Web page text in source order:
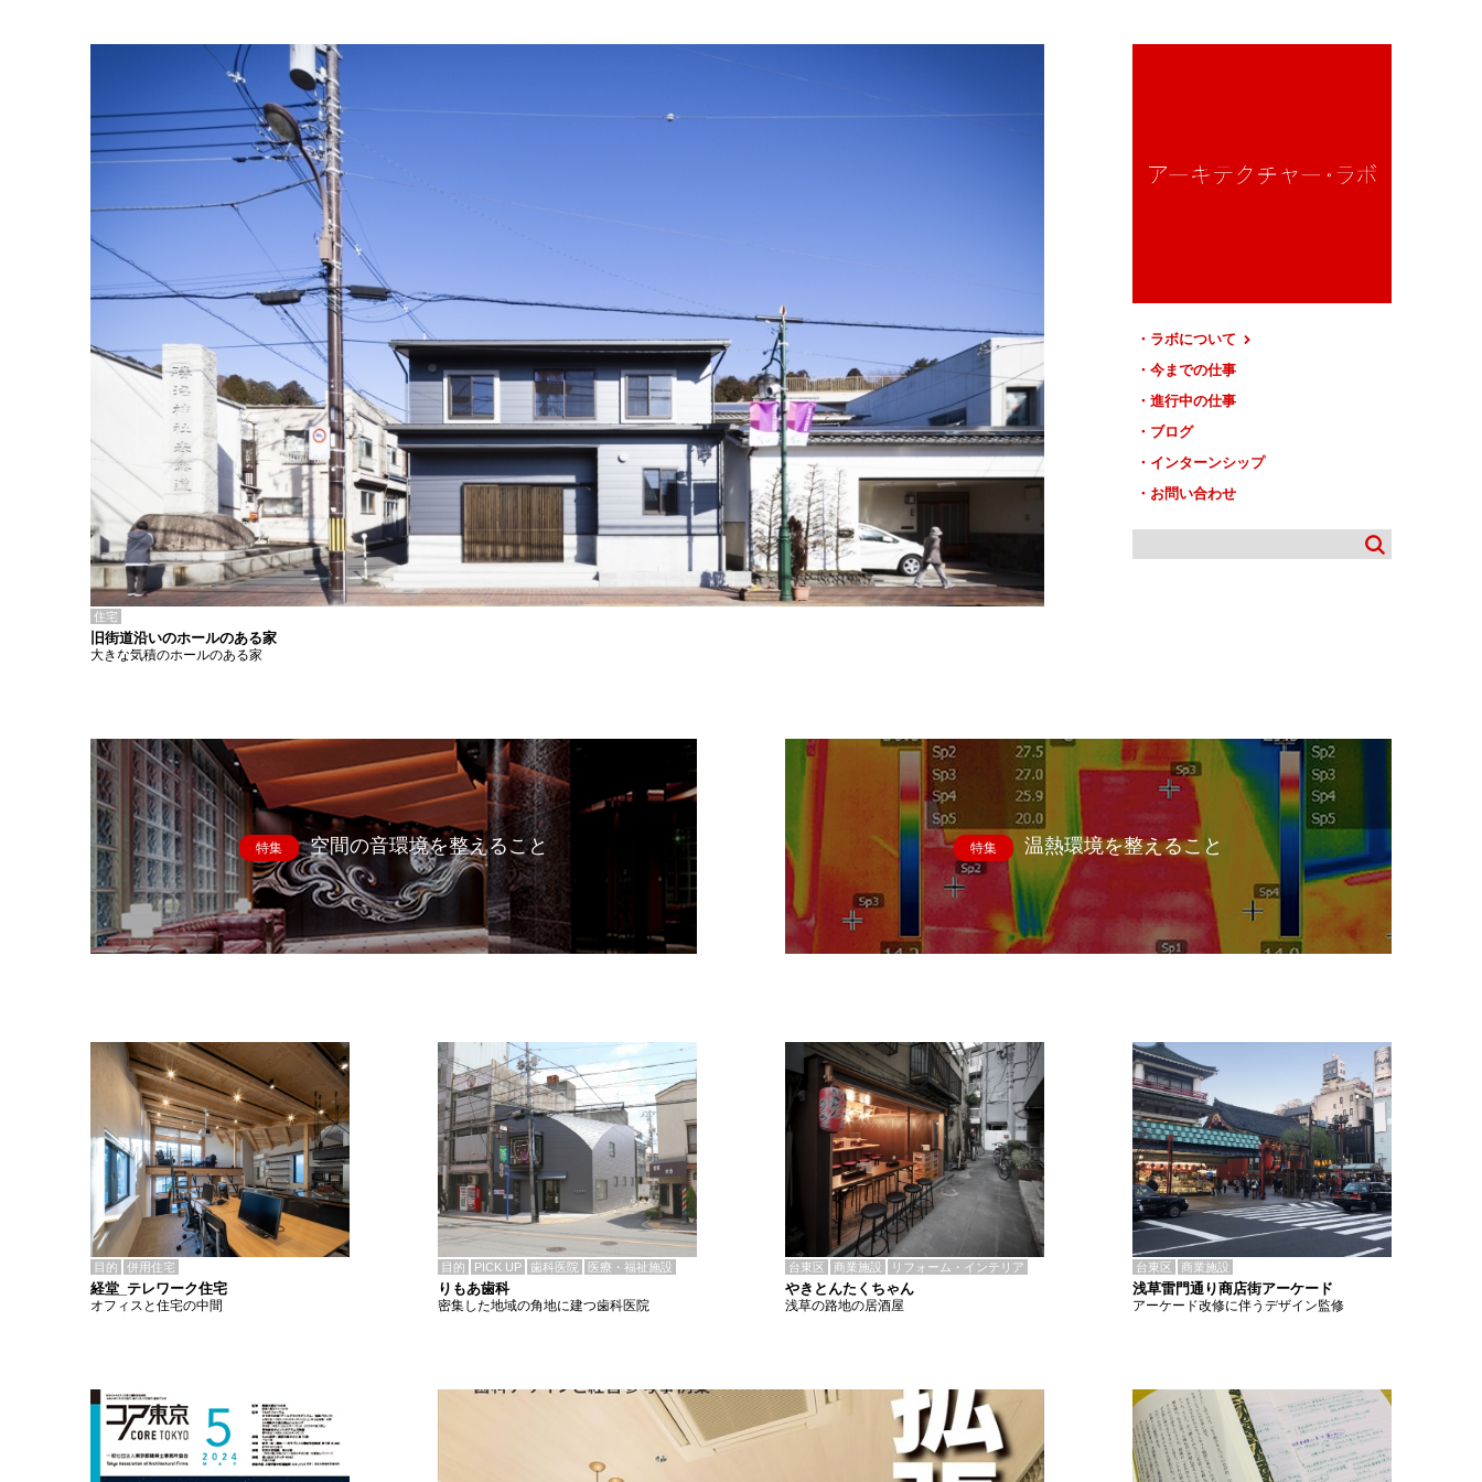
ラボについて
今までの仕事
進行中の仕事
ブログ
インターンシップ
お問い合わせ
住宅
旧街道沿いのホールのある家
大きな気積のホールのある家
特集 空間の音環境を整えること 特集 温熱環境を整えること
目的 併用住宅
経堂_テレワーク住宅
オフィスと住宅の中間
目的 PICK UP 歯科医院 医療・福祉施設
りもあ歯科
密集した地域の角地に建つ歯科医院
台東区 商業施設 リフォーム・インテリア
やきとんたくちゃん
浅草の路地の居酒屋
台東区 商業施設
浅草雷門通り商店街アーケード
アーケード改修に伴うデザイン監修